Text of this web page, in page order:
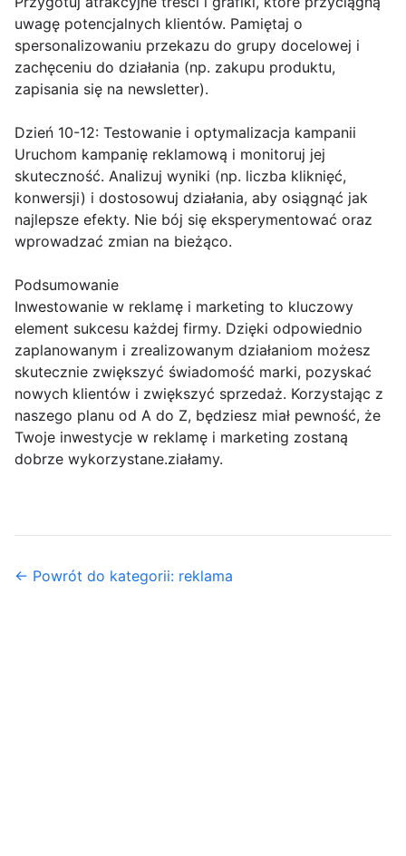
uwagę potencjalnych klientów. Pamiętaj o
spersonalizowaniu przekazu do grupy docelowej i
zachęceniu do działania (np. zakupu produktu,
zapisania się na newsletter).
Dzień 10-12: Testowanie i optymalizacja kampanii
Uruchom kampanię reklamową i monitoruj jej
skuteczność. Analizuj wyniki (np. liczba kliknięć,
konwersji) i dostosowuj działania, aby osiągnąć jak
najlepsze efekty. Nie bój się eksperymentować oraz
wprowadzać zmian na bieżąco.
Podsumowanie
Inwestowanie w reklamę i marketing to kluczowy
element sukcesu każdej firmy. Dzięki odpowiednio
zaplanowanym i zrealizowanym działaniom możesz
skutecznie zwiększyć świadomość marki, pozyskać
nowych klientów i zwiększyć sprzedaż. Korzystając z
naszego planu od A do Z, będziesz miał pewność, że
Twoje inwestycje w reklamę i marketing zostaną
dobrze wykorzystane.ziałamy.
← Powrót do kategorii: reklama